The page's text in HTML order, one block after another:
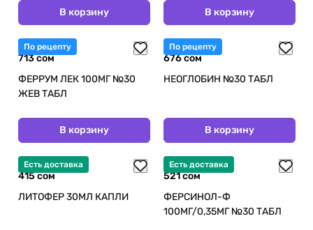
В корзину В корзину
По рецепту
713 сом
ФЕРРУМ ЛЕК 100МГ №30
ЖЕВ ТАБЛ
В корзину
По рецепту
676 сом
НЕОГЛОБИН №30 ТАБЛ
В корзину
Есть доставка
415 сом
ЛИТОФЕР 30МЛ КАПЛИ
Есть доставка
521 сом
ФЕРСИНОЛ-Ф
100МГ/0,35МГ №30 ТАБЛ